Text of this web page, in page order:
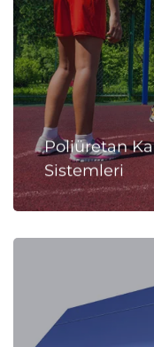
Poliüretan
Sistemleri